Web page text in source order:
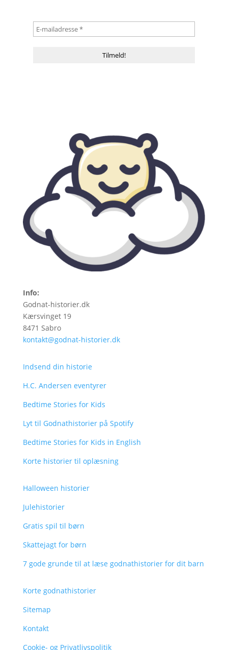
Info:
Godnat-historier.dk
Kærsvinget 19
8471 Sabro
kontakt@godnat-historier.dk
Indsend din historie
H.C. Andersen eventyrer
Bedtime Stories for Kids
Lyt til Godnathistorier på Spotify
Bedtime Stories for Kids in English
Korte historier til oplæsning
Halloween historier
Julehistorier
Gratis spil til børn
Skattejagt for børn
7 gode grunde til at læse godnathistorier for dit barn
Korte godnathistorier
Sitemap
Kontakt
Cookie- og Privatlivspolitik